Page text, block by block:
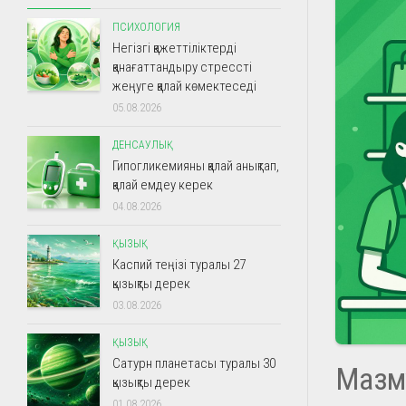
ПСИХОЛОГИЯ
Негізгі қажеттіліктерді
қанағаттандыру стрессті
жеңуге қалай көмектеседі
05.08.2026
ДЕНСАУЛЫҚ
Гипогликемияны қалай анықтап,
қалай емдеу керек
04.08.2026
ҚЫЗЫҚ
Каспий теңізі туралы 27
қызықты дерек
03.08.2026
ҚЫЗЫҚ
Сатурн планетасы туралы 30
қызықты дерек